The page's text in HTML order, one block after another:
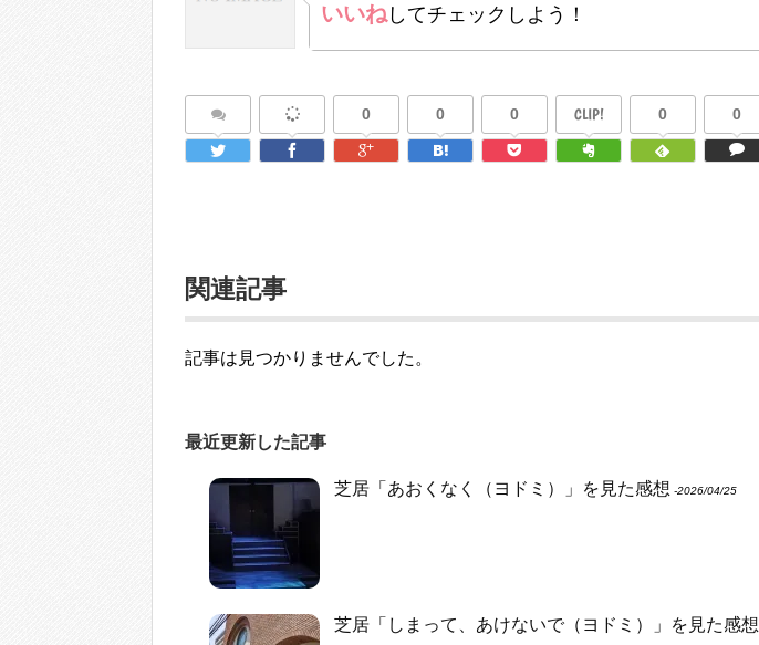
いいねしてチェックしよう！
0 0 0 CLIP! 0 0
関連記事
記事は見つかりませんでした。
最近更新した記事
芝居「あおくなく（ヨドミ）」を見た感想 ‐2026/04/25
芝居「しまって、あけないで（ヨドミ）」を見た感想